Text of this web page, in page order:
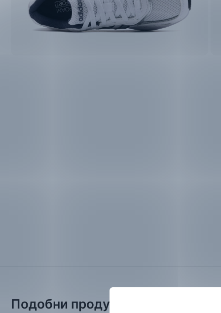
Подобни продукти